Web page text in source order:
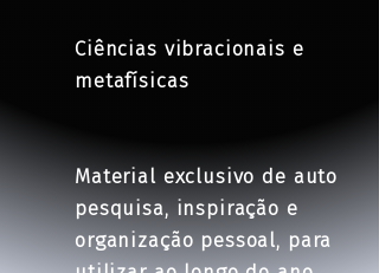
Ciências vibracionais e
metafísicas
Material exclusivo de auto
pesquisa, inspiração e
organização pessoal, para